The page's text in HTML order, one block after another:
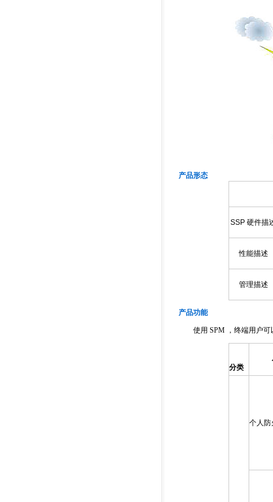
产品形态
SSP 硬件描
性能描述
管理描述
产品功能
使用 SPM ，终端用户可
分类
个人防